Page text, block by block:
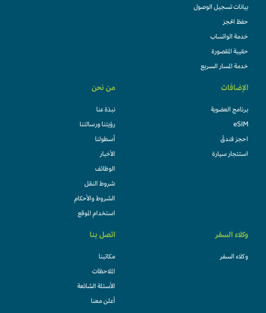
بيانات تسجيل الوصول
حفظ الحجز
خدمة الواتساب
حقيبة المقصورة
خدمة المسار السريع
الإضافات
برنامج العضوية
eSIM
احجز فندقً
استئجار سيارة
من نحن
نبذة عنا
رؤيتنا ورسالتنا
أسطولنا
الأخبار
الوظائف
شروط النقل
الشروط والأحكام
استخدام الموقع
وكلاء السفر
وكلاء السفر
اتصل بنا
مكاتبنا
الملاحظات
الأسئلة الشائعة
أعلن معنا